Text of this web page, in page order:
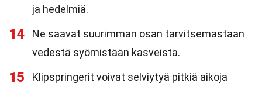
ja hedelmiä.
14
Ne saavat suurimman osan tarvitsemastaan
vedestä syömistään kasveista.
15
Klipspringerit voivat selviytyä pitkiä aikoja